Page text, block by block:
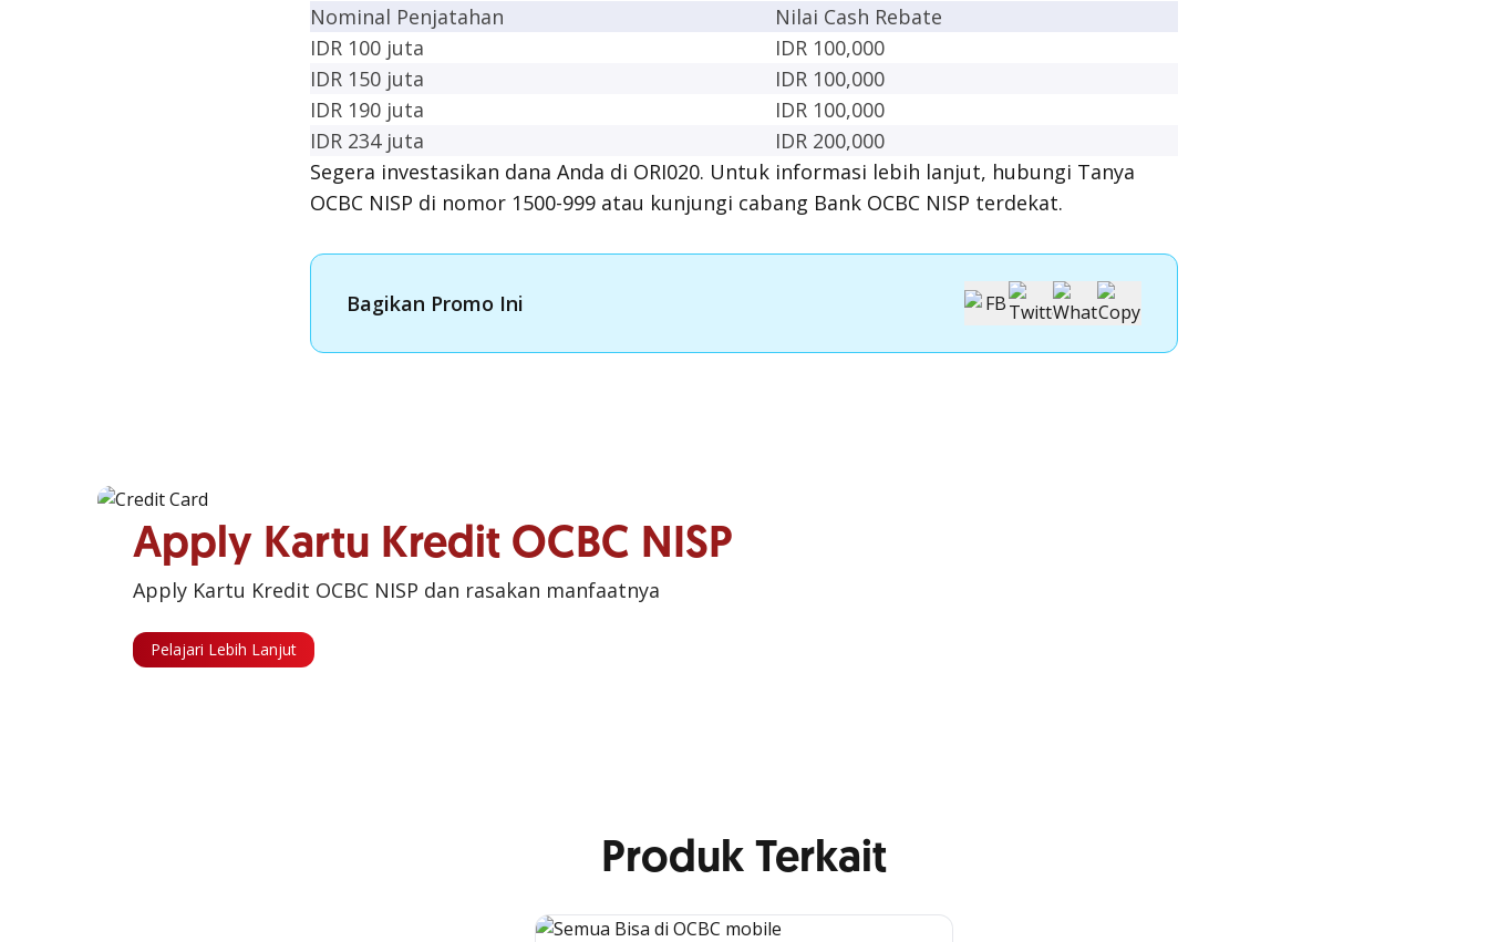
Nominal Penjatahan
Nilai Cash Rebate
IDR 100 juta
IDR 100,000
IDR 150 juta
IDR 100,000
IDR 190 juta
IDR 100,000
IDR 234 juta
IDR 200,000
Segera investasikan dana Anda di ORI020. Untuk informasi lebih lanjut, hubungi Tanya
OCBC NISP di nomor 1500-999 atau kunjungi cabang Bank OCBC NISP terdekat.
Bagikan Promo Ini
Apply Kartu Kredit OCBC NISP
Apply Kartu Kredit OCBC NISP dan rasakan manfaatnya
Pelajari Lebih Lanjut
Produk Terkait